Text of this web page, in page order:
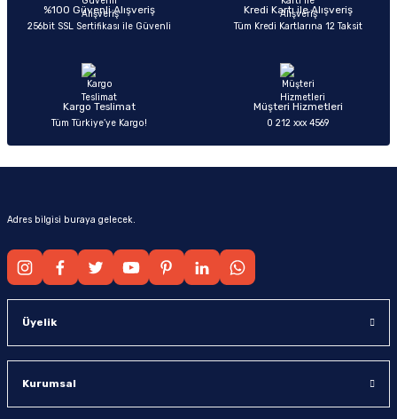
Ürün bilgilerinde hatalar bulunuyor.
Ürün fiyatı diğer sitelerden daha pahalı.
%100 Güvenli Alışveriş
256bit SSL Sertifikası ile Güvenli
Kredi Kartı ile Alışveriş
Tüm Kredi Kartlarına 12 Taksit
Kargo Teslimat
Tüm Türkiye’ye Kargo!
Müşteri Hizmetleri
0 212 xxx 4569
Adres bilgisi buraya gelecek.
Üyelik
Kurumsal